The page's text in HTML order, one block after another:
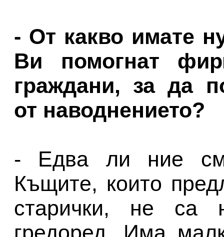
- От какво имате
Ви помогнат
граждани, за да
от наводнението?
- Едва ли ние
Къщите, които
старички, не са